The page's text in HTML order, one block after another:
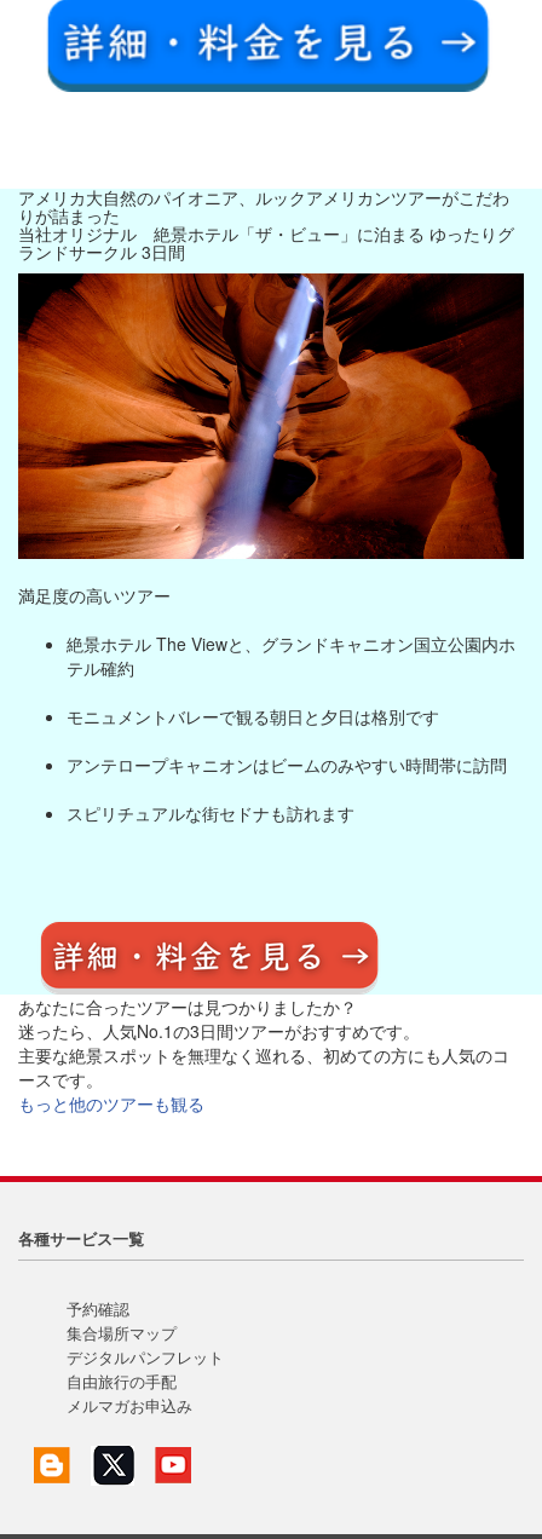
アメリカ大自然のパイオニア、ルックアメリカンツアーがこだわ
りが詰まった
当社オリジナル 絶景ホテル「ザ・ビュー」に泊まる ゆったりグ
ランドサークル 3日間
満足度の高いツアー
絶景ホテル The Viewと、グランドキャニオン国立公園内ホ
テル確約
モニュメントバレーで観る朝日と夕日は格別です
アンテロープキャニオンはビームのみやすい時間帯に訪問
スピリチュアルな街セドナも訪れます
あなたに合ったツアーは見つかりましたか？
迷ったら、人気No.1の3日間ツアーがおすすめです。
主要な絶景スポットを無理なく巡れる、初めての方にも人気のコ
ースです。
もっと他のツアーも観る
各種サービス一覧
予約確認
集合場所マップ
デジタルパンフレット
自由旅行の手配
メルマガお申込み